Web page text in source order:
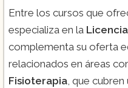
Entre los cursos que
especializa en la
complementa su oferta
relacionados en áreas
Fisioterapia , que